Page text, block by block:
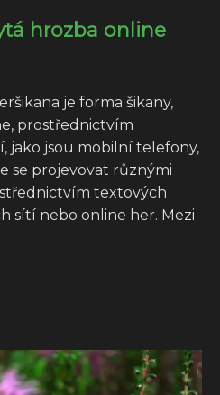
hrozba online
je forma šikany,
prostřednictvím
jako jsou mobilní telefony,
se projevovat různými
textových
sítí nebo online her. Mezi